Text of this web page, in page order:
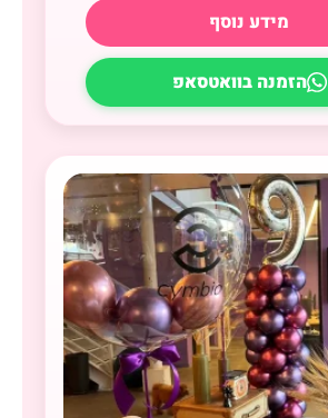
מידע נוסף
הזמנה בוואטסאפ